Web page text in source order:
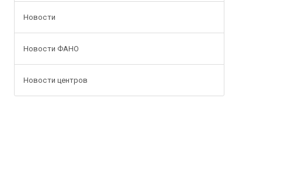
Новости
Новости ФАНО
Новости центров